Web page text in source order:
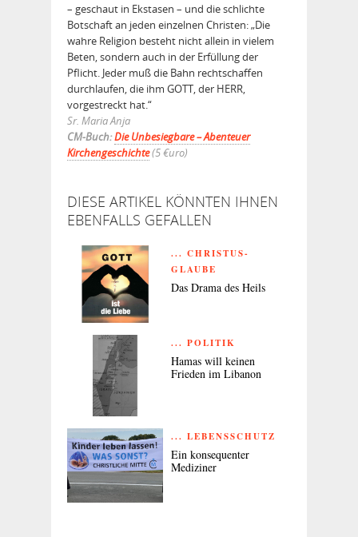
– geschaut in Ekstasen – und die schlichte
Botschaft an jeden einzelnen Christen: „Die
wahre Religion besteht nicht allein in vielem
Beten, sondern auch in der Erfüllung der
Pflicht. Jeder muß die Bahn rechtschaffen
durchlaufen, die ihm GOTT, der HERR,
vorgestreckt hat.“
Sr. Maria Anja
CM-Buch:Die Unbesiegbare – Abenteuer
Kirchengeschichte(5 €uro)
DIESE ARTIKEL KÖNNTEN IHNEN
EBENFALLS GEFALLEN
... CHRISTUS-
GLAUBE
Das Drama des Heils
... POLITIK
Hamas will keinen
Frieden im Libanon
... LEBENSSCHUTZ
Ein konsequenter
Mediziner